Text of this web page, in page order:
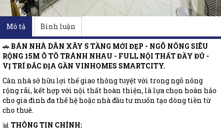
Mô tả Bình luận
🚗 BÁN NHÀ DÂN XÂY 5 TẦNG MỚI ĐẸP - NGÕ NÔNG SIÊU
RỘNG 15M Ô TÔ TRÁNH NHAU - FULL NỘI THẤT ĐẦY ĐỦ -
VỊ TRÍ ĐẮC ĐỊA GẦN VINHOMES SMARTCITY.
Căn nhà sở hữu lợi thế giao thông tuyệt vời trong ngõ nông
rộng rãi, kết hợp với nội thất hoàn thiện, là lựa chọn hoàn hảo
cho gia đình đa thế hệ hoặc nhà đầu tư muốn tạo dòng tiền từ
cho thuê.
📊 THÔNG TIN CHÍNH: